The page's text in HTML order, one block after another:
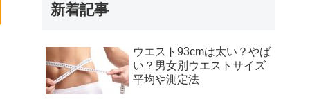
新着記事
ウエスト93cmは太い？やば
い？男女別ウエストサイズ
平均や測定法